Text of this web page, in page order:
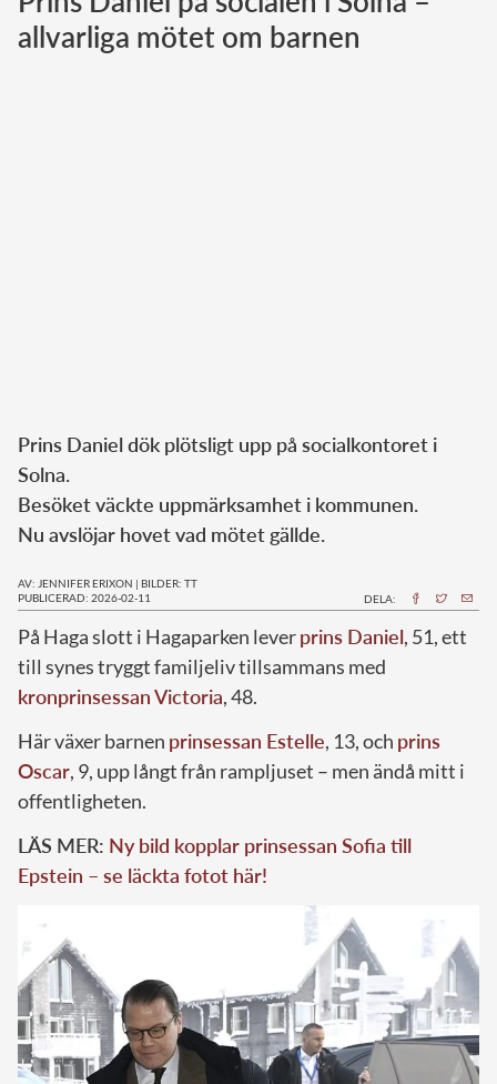
Norska kungahuset
allvarliga mötet om barnen
Prins Daniel dök plötsligt upp på socialkontoret i
Solna.
Besöket väckte uppmärksamhet i kommunen.
Nu avslöjar hovet vad mötet gällde.
AV: JENNIFER ERIXON | BILDER: TT
PUBLICERAD: 2026-02-11
DELA:
På Haga slott i Hagaparken leverprins Daniel, 51, ett
till synes tryggt familjeliv tillsammans med
kronprinsessan Victoria, 48.
Här växer barnen prinsessan Estelle, 13, och prins
Oscar, 9, upp långt från rampljuset – men ändå mitt i
offentligheten.
LÄS MER: Ny bild kopplar prinsessan Sofia till
Epstein – se läckta fotot här!